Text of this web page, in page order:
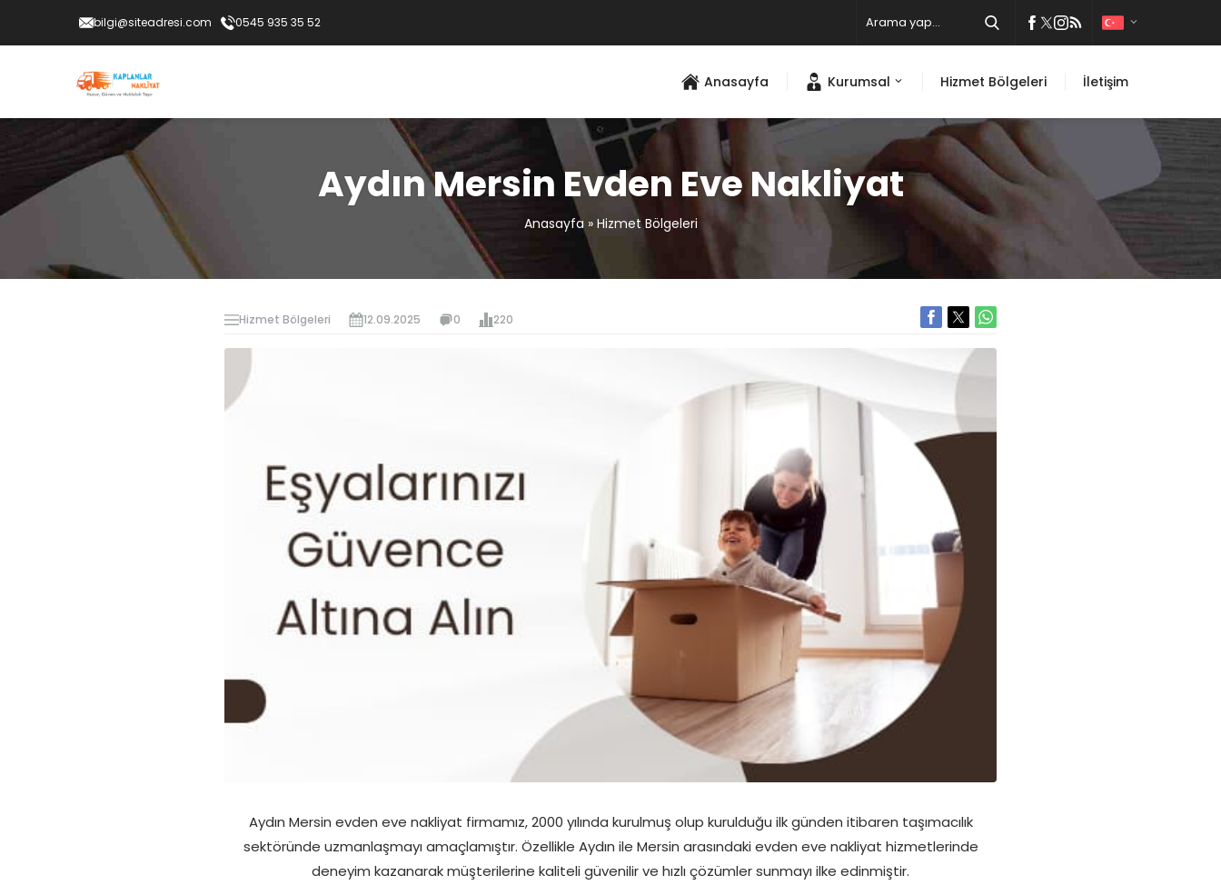
bilgi@siteadresi.com 0545 935 35 52
Anasayfa Kurumsal Hizmet Bölgeleri İletişim
Aydın Mersin Evden Eve Nakliyat
Anasayfa» Hizmet Bölgeleri
Hizmet Bölgeleri 12.09.2025 0 220
Aydın Mersin evden eve nakliyat firmamız, 2000 yılında kurulmuş olup kurulduğu ilk günden itibaren taşımacılık
sektöründe uzmanlaşmayı amaçlamıştır. Özellikle Aydın ile Mersin arasındaki evden eve nakliyat hizmetlerinde
deneyim kazanarak müşterilerine kaliteli güvenilir ve hızlı çözümler sunmayı ilke edinmiştir.